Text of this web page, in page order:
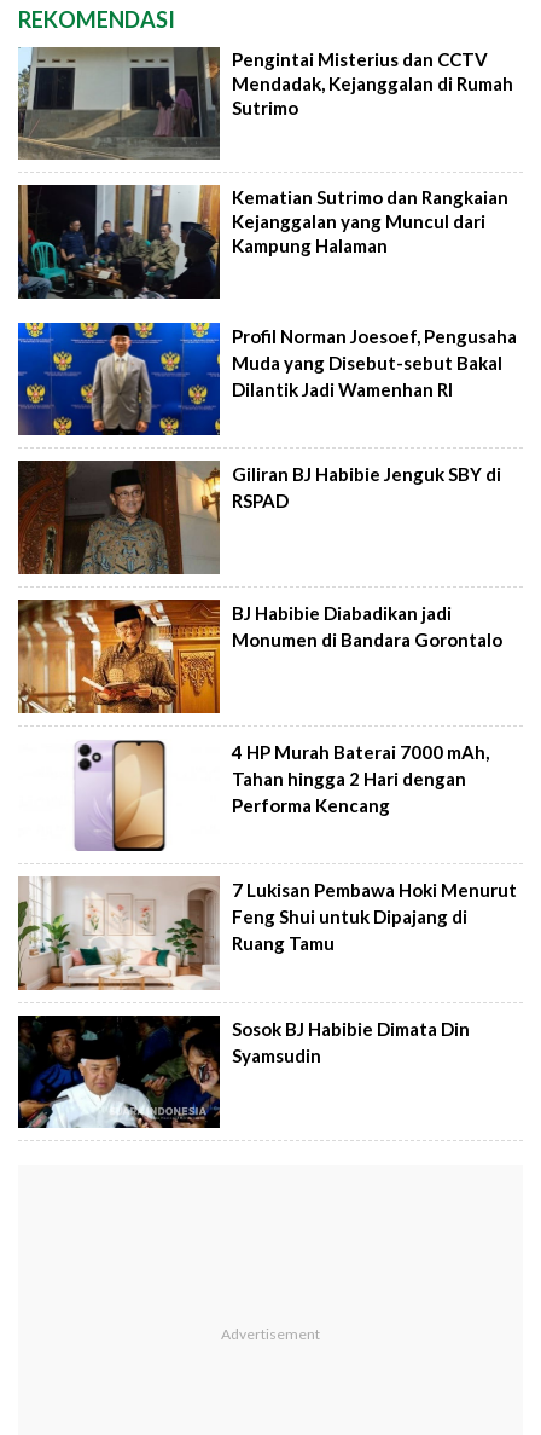
REKOMENDASI
Pengintai Misterius dan CCTV
Mendadak, Kejanggalan di Rumah
Sutrimo
Kematian Sutrimo dan Rangkaian
Kejanggalan yang Muncul dari
Kampung Halaman
Profil Norman Joesoef, Pengusaha
Muda yang Disebut-sebut Bakal
Dilantik Jadi Wamenhan RI
Giliran BJ Habibie Jenguk SBY di
RSPAD
BJ Habibie Diabadikan jadi
Monumen di Bandara Gorontalo
4 HP Murah Baterai 7000 mAh,
Tahan hingga 2 Hari dengan
Performa Kencang
7 Lukisan Pembawa Hoki Menurut
Feng Shui untuk Dipajang di
Ruang Tamu
Sosok BJ Habibie Dimata Din
Syamsudin